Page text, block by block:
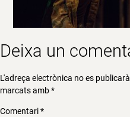
Deixa un
L'adreça electrònica no es
marcats amb*
Comentari*